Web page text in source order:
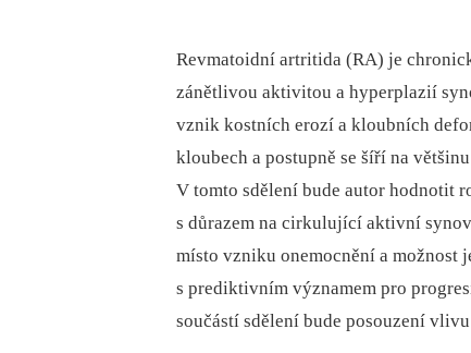
Revmatoidní artritida (RA) je
zánětlivou aktivitou a hyperplazií
vznik kostních erozí a kloubních
kloubech a postupně se šíří na
V tomto sdělení bude autor hodnotit
s důrazem na cirkulující aktivní
místo vzniku onemocnění a možnost
s prediktivním významem pro
součástí sdělení bude posouzení